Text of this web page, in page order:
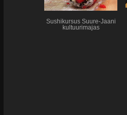
Sushikursus Suure-Jaani
kultuurimajas